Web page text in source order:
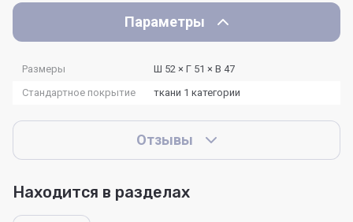
Параметры
Размеры
Ш 52 × Г 51 × В 47
Стандартное покрытие
ткани 1 категории
Отзывы
Находится в разделах